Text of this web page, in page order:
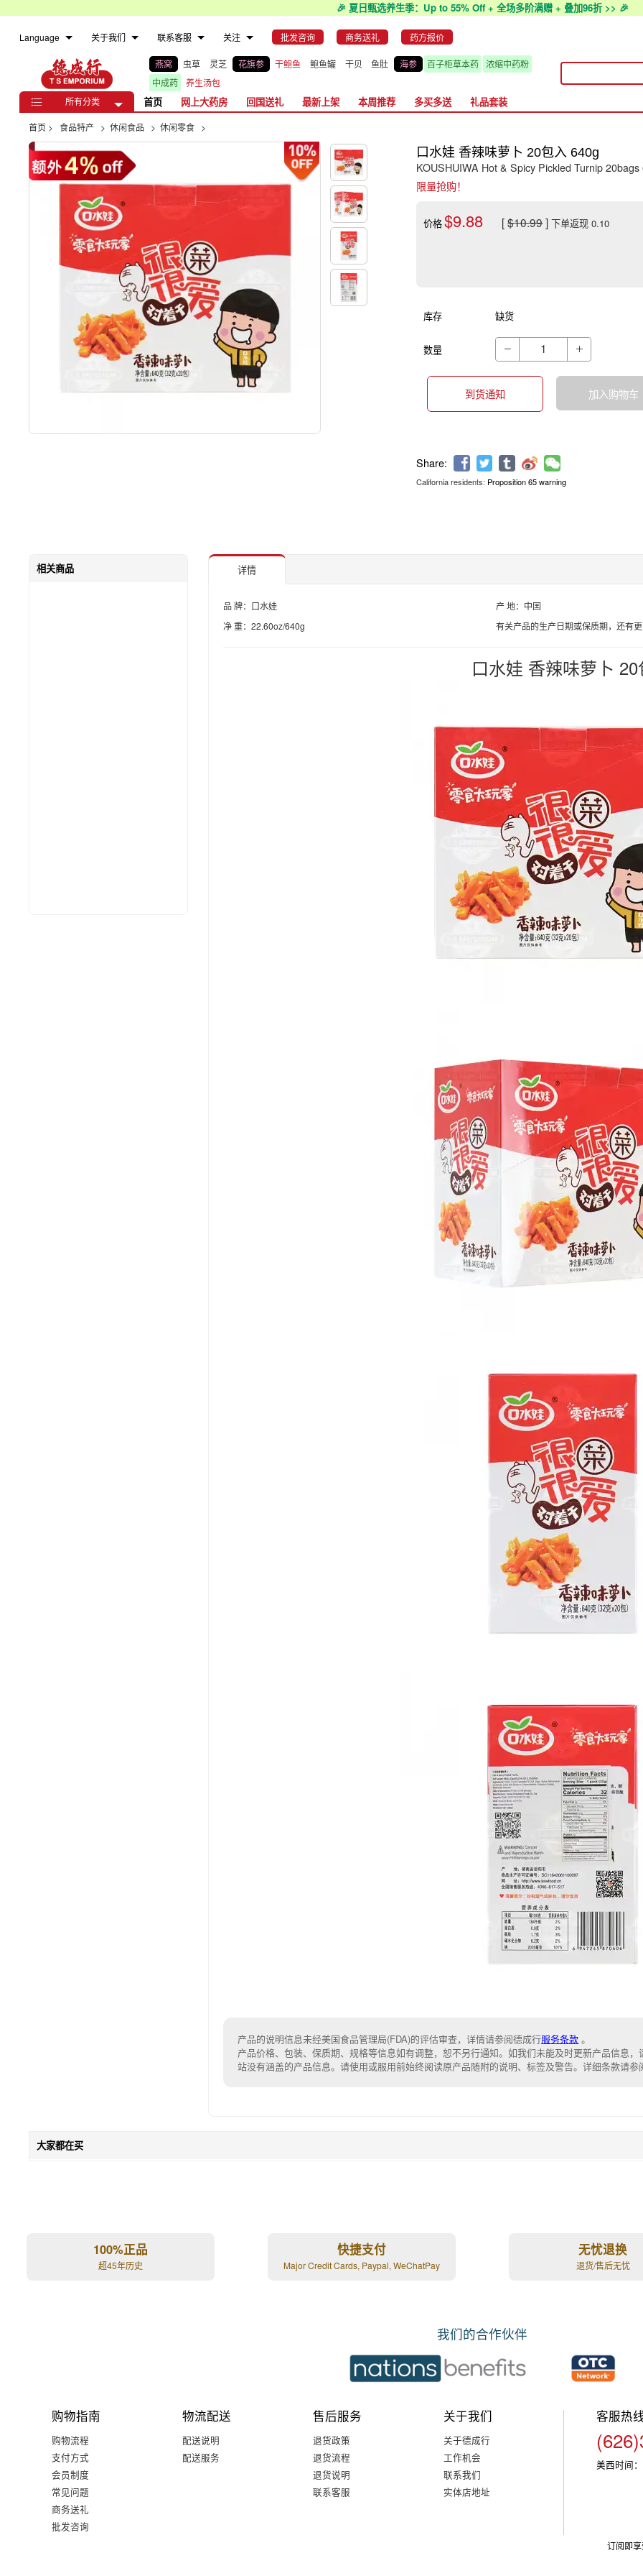
🎉 夏日甄选养生季：Up to 55% Off + 全场多阶满赠 + 叠加96折 >> 🎉
Language 关于我们 联系客服 关注 批发咨询 商务送礼 药方报价
燕窝 虫草 灵芝 花旗参 干鲍鱼 鲍鱼罐 干贝 鱼肚 海参 百子柜草本药
浓缩中药粉
中成药
养生汤包
 所有分类 首页 网上大药房 回国送礼 最新上架 本周推荐 多买多送 礼品套装
首页 > 食品特产 > 休闲食品 > 休闲零食 >
口水娃 香辣味萝卜 20包入 640g
KOUSHUIWA Hot & Spicy Pickled Turnip 20bags
限量抢购！
价格$9.88 [$10.99]下单返现 0.10
库存 缺货
数量  
到货通知 加入购物车
California residents: Proposition 65 warning
相关商品 详情
品 牌：口水娃
产 地：中囯
净 重：22.60oz/640g
有关产品的生产日期或保质期，还有
口水娃 香辣味萝卜
产品的说明信息未经美国食品管理局(FDA)的评估审查，详情请参阅德成行服务条款 。
产品价格、包装、保质期、规格等信息如有调整，恕不另行通知。如我们未能及时更新产品信息
站没有涵盖的产品信息。请使用或服用前始终阅读原产品随附的说明、标签及警告。详细条款请
大家都在买
100%正品
超45年历史
快捷支付
Major Credit Cards, Paypal, WeChatPay
无忧退换
退货/售后无忧
我们的合作伙伴
购物指南
购物流程
支付方式
会员制度
常见问题
商务送礼
批发咨询
物流配送
配送说明
配送服务
售后服务
退货政策
退货流程
退货说明
联系客服
关于我们
关于德成行
工作机会
联系我们
实体店地址
客服热
美西时间：
订阅即